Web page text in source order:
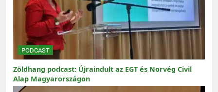
PODCAST
Zöldhang podcast: Újraindult az EGT és Norvég Civil
Alap Magyarországon